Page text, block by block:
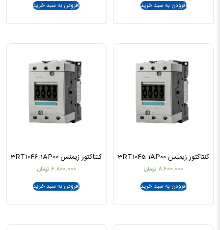
افزودن به سبد خرید
افزودن به سبد خرید
کنتاکتور زیمنس 3RT1045-1AP00
8.600.000 تومان
افزودن به سبد خرید
کنتاکتور زیمنس 3RT1046-1AP00
6.800.000 تومان
افزودن به سبد خرید